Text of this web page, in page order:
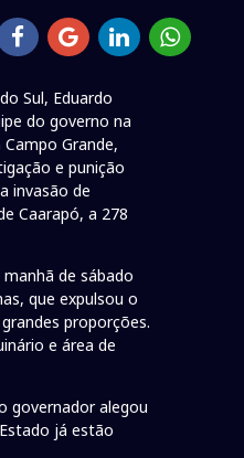
Sul, Eduardo
do governo na
Grande,
e punição
invasão de
Caarapó, a 278
de sábado
que expulsou o
proporções.
e área de
governador alegou
já estão